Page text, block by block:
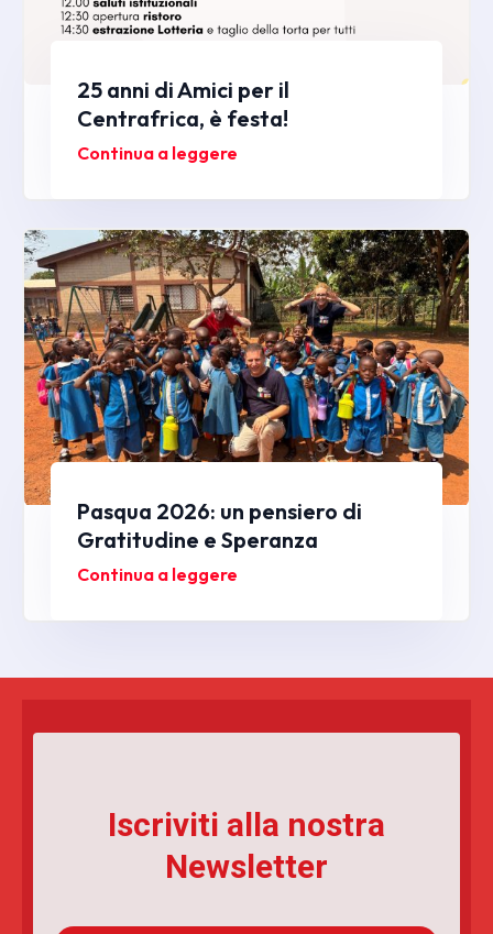
25 anni di Amici per il
Centrafrica, è festa!
Continua a leggere
Pasqua 2026: un pensiero di
Gratitudine e Speranza
Continua a leggere
Iscriviti alla nostra
Newsletter